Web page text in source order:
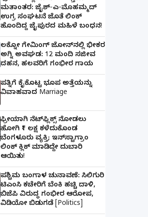
ಮತಾಂತರ: ಜೈಶ್-ಎ-ಮೊಹಮ್ಮದ್
ಉಗ್ರ ಸಂಘಟನೆ ಜೊತೆ ಲಿಂಕ್
ಹೊಂದಿದ್ದ ಜೈಪುರದ ಮಹಿಳೆ ಬಂಧನ!
ಲಕ್ನೋ ಗೇಮಿಂಗ್ ಜೋನ್‌ನಲ್ಲಿ ಭೀಕರ
ಅಗ್ನಿ ಅವಘಡ: 12 ಮಂದಿ ಸಜೀವ
ದಹನ, ಹಲವರಿಗೆ ಗಂಭೀರ ಗಾಯ
ಪತ್ನಿಗೆ ಕೈಕೊಟ್ಟ ಭೂಪ ಅತ್ತೆಯನ್ನು
ವಿವಾಹವಾದ Marriage
ಫ್ರೀಯಾಗಿ ನೆಟ್‌ಫ್ಲಿಕ್ಸ್ ನೋಡಲು
ಹೋಗಿ ₹1 ಲಕ್ಷ ಕಳೆದುಕೊಂಡ
ಬೆಂಗಳೂರು ವ್ಯಕ್ತಿ; ಇನ್‌ಸ್ಟಾಗ್ರಾಂ
ಲಿಂಕ್ ಕ್ಲಿಕ್ ಮಾಡಿದ್ದೇ ದುಬಾರಿ
ಆಯಿತು!
ಪಶ್ಚಿಮ ಬಂಗಾಳ ಚುನಾವಣೆ: ಸಿಲಿಗುರಿ
ಟಿಎಂಸಿ ಕಚೇರಿಗೆ ಬೆಂಕಿ ಹಚ್ಚಿ ದಾಳಿ,
ಬಿಜೆಪಿ ವಿರುದ್ಧ ಗಂಭೀರ ಆರೋಪ,
ವಿಡಿಯೋ ಬಿಡುಗಡೆ [Politics]